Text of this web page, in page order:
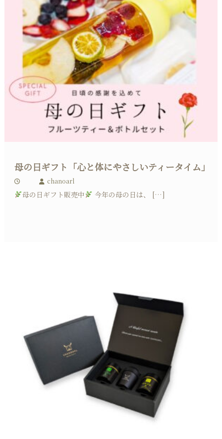
母の日ギフト「心と体にやさしいティータイム」
chanoarl
母の日ギフト販売中 今年の母の日は、 […]